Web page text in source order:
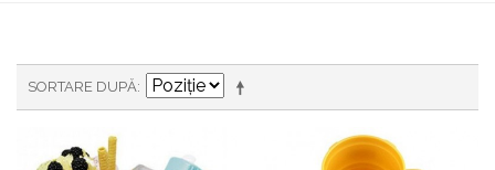
SORTARE DUPĂ